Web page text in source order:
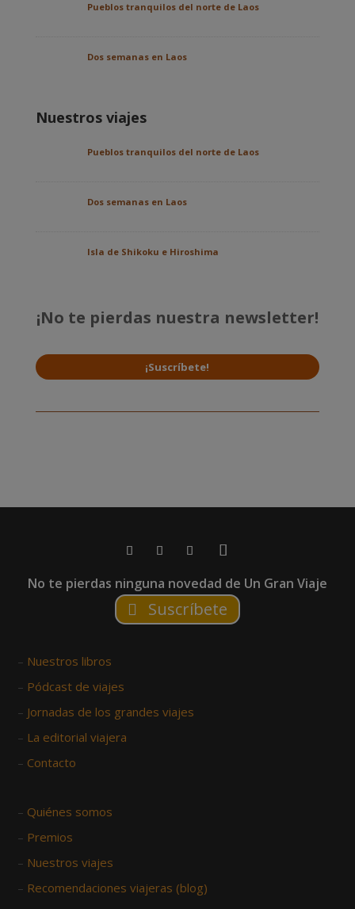
Pueblos tranquilos del norte de Laos
Dos semanas en Laos
Nuestros viajes
Pueblos tranquilos del norte de Laos
Dos semanas en Laos
Isla de Shikoku e Hiroshima
¡No te pierdas nuestra newsletter!
¡Suscríbete!
No te pierdas ninguna novedad de Un Gran Viaje
Suscríbete
– Nuestros libros
– Pódcast de viajes
– Jornadas de los grandes viajes
– La editorial viajera
– Contacto
– Quiénes somos
– Premios
– Nuestros viajes
– Recomendaciones viajeras (blog)